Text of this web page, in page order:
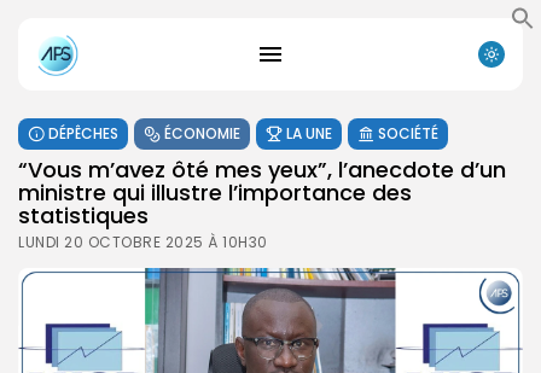
DÉPÊCHES ÉCONOMIE LA UNE SOCIÉTÉ
“Vous m’avez ôté mes yeux”, l’anecdote d’un
ministre qui illustre l’importance des
statistiques
LUNDI 20 OCTOBRE 2025 À 10H30